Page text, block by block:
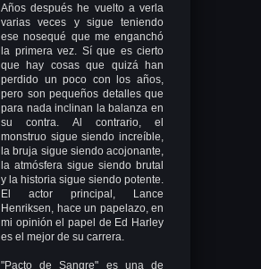
Años después he vuelto a verla
varias veces y sigue teniendo
ese nosequé que me enganchó
la primera vez. Sí que es cierto
que hay cosas que quizá han
perdido un poco con los años,
pero son pequeños detalles que
para nada inclinan la balanza en
su contra. Al contrario, el
monstruo sigue siendo increíble,
la bruja sigue siendo acojonante,
la atmósfera sigue siendo brutal
y la historia sigue siendo potente.
El actor principal, Lance
Henriksen, hace un papelazo, en
mi opinión el papel de Ed Harley
es el mejor de su carrera.
"Pacto de Sangre" es una de